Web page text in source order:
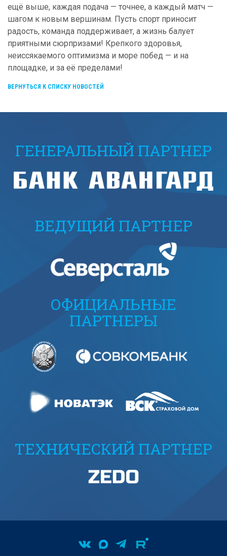
ещё выше, каждая подача — точнее, а каждый матч —
шагом к новым вершинам. Пусть спорт приносит
радость, команда поддерживает, а жизнь балует
приятными сюрпризами! Крепкого здоровья,
неиссякаемого оптимизма и море побед — и на
площадке, и за её пределами!
ВЕРНУТЬСЯ К СПИСКУ НОВОСТЕЙ
ГЕНЕРАЛЬНЫЙ ПАРТНЕР
ВЕДУЩИЙ ПАРТНЕР
ОФИЦИАЛЬНЫЕ
ПАРТНЕРЫ
ТЕХНИЧЕСКИЙ ПАРТНЕР